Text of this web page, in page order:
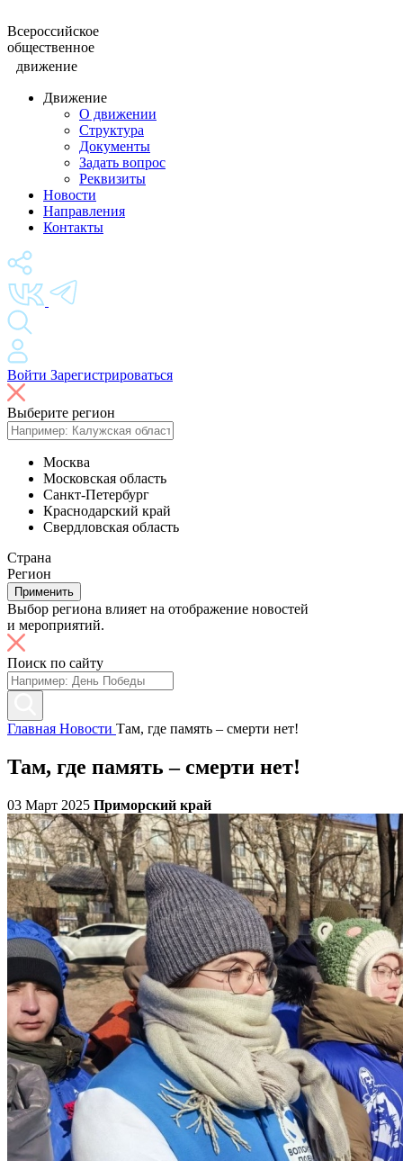
Всероссийское
общественное
движение
Движение
О движении
Структура
Документы
Задать вопрос
Реквизиты
Новости
Направления
Контакты
Войти Зарегистрироваться
Выберите регион
Москва
Московская область
Санкт-Петербург
Краснодарский край
Свердловская область
Страна
Регион
Применить
Выбор региона влияет на отображение новостей
и мероприятий.
Поиск по сайту
Главная Новости Там, где память – смерти нет!
Там, где память – смерти нет!
03 Март 2025 Приморский край